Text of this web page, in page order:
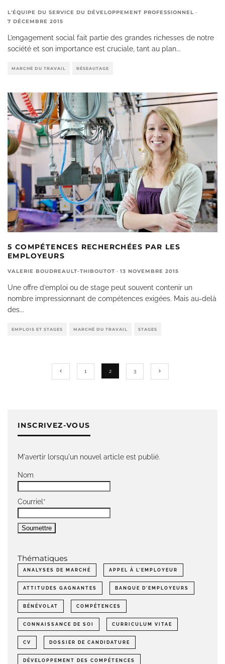
L'ÉQUIPE DU SERVICE DU DÉVELOPPEMENT PROFESSIONNEL ·
7 DÉCEMBRE 2015
L’engagement social fait partie des grandes richesses de notre
société et son importance est cruciale, tant au plan...
MARCHÉ DU TRAVAIL RÉSEAUTAGE
5 COMPÉTENCES RECHERCHÉES PAR LES
EMPLOYEURS
VALERIE BOUDREAULT-THIBOUTOT · 13 NOVEMBRE 2015
Une offre d’emploi ou de stage peut souvent contenir un
nombre impressionnant de compétences exigées. Mais au-delà
des...
EMPLOIS ET STAGES MARCHÉ DU TRAVAIL STAGES
1 2 3
INSCRIVEZ-VOUS
M'avertir lorsqu'un nouvel article est publié.
Nom
Courriel*
Thématiques
ANALYSES DE MARCHÉ APPEL À L'EMPLOYEUR
ATTITUDES GAGNANTES BANQUE D'EMPLOYEURS
BÉNÉVOLAT COMPÉTENCES
CONNAISSANCE DE SOI CURRICULUM VITAE
CV DOSSIER DE CANDIDATURE
DÉVELOPPEMENT DES COMPÉTENCES